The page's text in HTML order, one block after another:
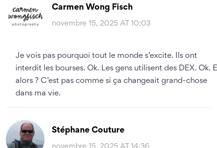
Carmen Wong Fisch
novembre 15, 2025 AT 10:03
Je vois pas pourquoi tout le monde s’excite. Ils ont
interdit les bourses. Ok. Les gens utilisent des DEX. Ok.
alors ? C’est pas comme si ça changeait grand-chose
dans ma vie.
Stéphane Couture
novembre 15, 2025 AT 14:36